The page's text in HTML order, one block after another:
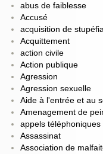
abus de faiblesse
Accusé
acquisition de
Acquittement
action civile
Action publique
Agression
Agression sexuelle
Aide à l'entrée et au
Amenagement de
appels téléphoniques
Assassinat
Association de